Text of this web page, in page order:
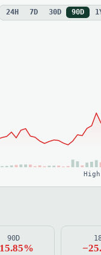
24H 7D 30D 90D
90D